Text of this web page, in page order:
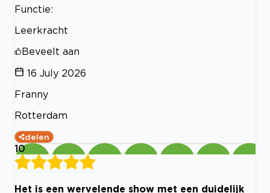
Functie:
Leerkracht
Beveelt aan
16 July 2026
Franny
Rotterdam
delen
10
Het is een wervelende show met een duidelijk